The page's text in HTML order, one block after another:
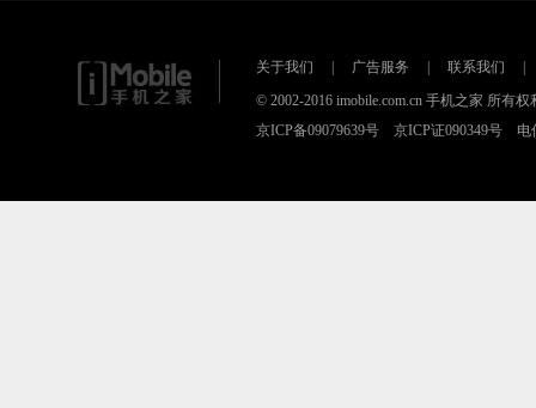
关于我们 广告服务 联系我们
© 2002-2016 imobile.com.cn 手机之家 所有权
京ICP备09079639号 京ICP证090349号 电